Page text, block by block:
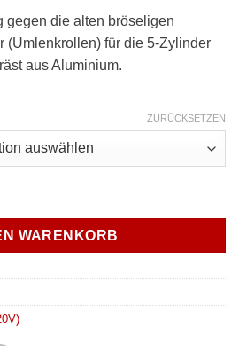
gegen die alten bröseligen
(Umlenkrollen) für die 5-Zylinder
aus Aluminium.
ZURÜCKSETZEN
Seilzughalter Gaszughalter Audi 20V
WARENKORB